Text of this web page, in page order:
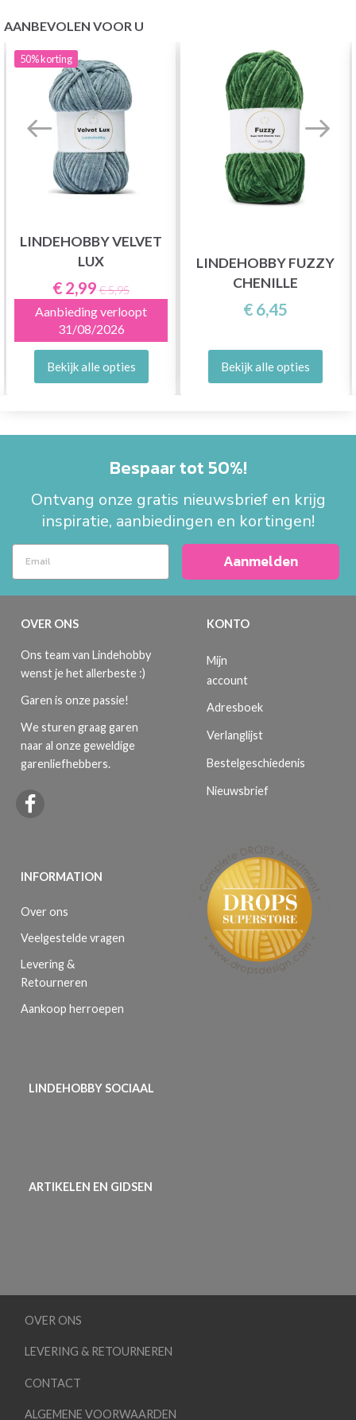
AANBEVOLEN VOOR U
50%korting
LINDEHOBBY VELVET
LUX
€ 2,99 € 5,95
Aanbieding verloopt
31/08/2026
Bekijk alle opties
LINDEHOBBY FUZZY
CHENILLE
€ 6,45
Bekijk alle opties
Bespaar tot 50%!
Ontvang onze gratis nieuwsbrief en krijg
inspiratie, aanbiedingen en kortingen!
Aanmelden
OVER ONS
Ons team van Lindehobby
wenst je het allerbeste :)
Garen is onze passie!
We sturen graag garen
naar al onze geweldige
garenliefhebbers.
INFORMATION
Over ons
Veelgestelde vragen
Levering &
Retourneren
Aankoop herroepen
KONTO
Mijn
account
Adresboek
Verlanglijst
Bestelgeschiedenis
Nieuwsbrief
LINDEHOBBY SOCIAAL
ARTIKELEN EN GIDSEN
OVER ONS
LEVERING & RETOURNEREN
CONTACT
ALGEMENE VOORWAARDEN